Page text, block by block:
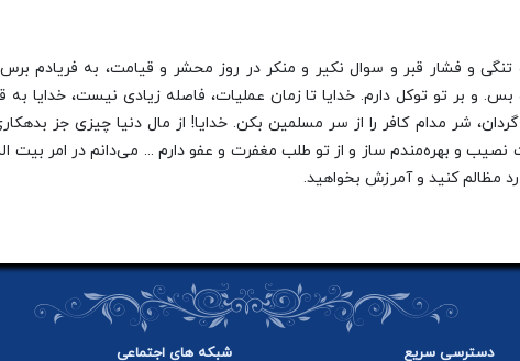
و تنگی و فشار قبر و سوال نکیر و منکر در روز محشر و قیامت، به
و بر تو توکل دارم. خدایا تا زمان عملیات، فاصله زیادی نیست، خدایا به
شر مدام کافر را از سر مسلمین بکن. خدایا! از مال دنیا چیزی جز
و بهره‌مندم ساز و از تو طلب مغفرت و عفو دارم ... می‌دانم در امر بیت
رد مظالم کنید و آمرزش بخواهید.
دسترسی سریع شبکه های اجتماعی